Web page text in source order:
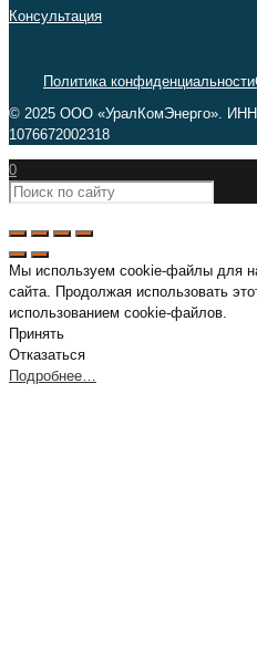
Консультация
Политика конфиденциальности
© 2025 ООО «УралКомЭнерго».
1076672002318
0
Мы используем cookie-файлы для
сайта. Продолжая использовать
использованием cookie-файлов.
Принять
Отказаться
Подробнее…